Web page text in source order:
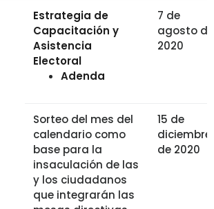
Estrategia de
Capacitación y
Asistencia
Electoral
Adenda
7 de
agosto de
2020
Sorteo del mes del
calendario como
base para la
insaculación de las
y los ciudadanos
que integrarán las
15 de
diciembre
de 2020